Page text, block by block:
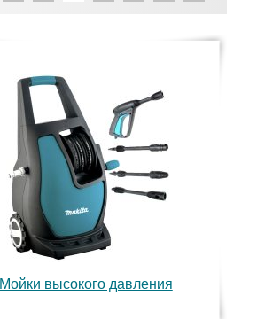
Мойки высокого давления